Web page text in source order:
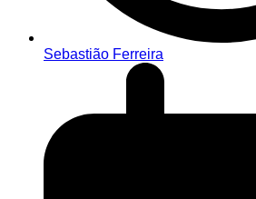
Sebastião Ferreira